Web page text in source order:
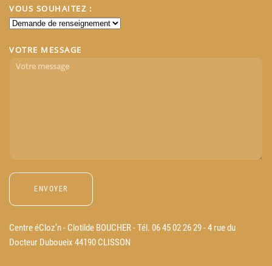
VOUS SOUHAITEZ :
VOTRE MESSAGE
Centre éCloz’n - Clotilde BOUCHER - Tél. 06 45 02 26 29 - 4 rue du
Docteur Duboueix 44190 CLISSON